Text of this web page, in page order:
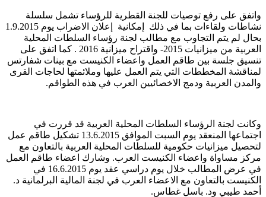
واتفق على رفع توصيات للجنة القطرية للرؤساء تشمل سلسلة
نشاطات ولقاءات بما في ذلك إمكانية إعلان الاضراب يوم 1.9.2015
بحال لم يتم التجاوب مع مطالب لجنة رؤساء السلطات المحلية
العربية من ميزانيات 2015- واقتراح ميزانية 2016 . كما اتفق على
تنسيق جلسة بين طاقم العمل واعضاء الكنيست مع بينات شفارتس
لمناقشة المخططات التي يتم العمل عليها وملائمتها لحاجات القرى
والمدن العربية ودمج الاخصائيين العرب في هذه الطواقم.
وكانت لجنة الرؤساء السلطات المحلية العربية قد قررت في
اجتماعها المنعقد يوم السبت الموافق 13.6.2015 تشكيل طاقم عمل
لتحصيل ميزانيات حكومية للسلطات المحلية العربية بالتعاون مع
مركز مساواة واعضاء الكنيست العرب. وشارك اعضاء طاقم العمل
في عرض المطالب خلال يوم دراسي عقد يوم 16.6.2015 في
الكنيست بالتعاون مع الاعضاء العرب في لجنة المالية البرلمانية د.
أحمد طيبي ود. باسل غطاس.